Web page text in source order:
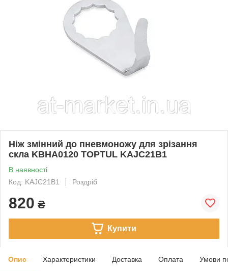
Ніж змінний до пневмоножу для зрізання
скла KBHA0120 TOPTUL KAJC21B1
В наявності
Код: KAJC21B1
Роздріб
820 ₴
Купити
Опис Характеристики Доставка Оплата Умови